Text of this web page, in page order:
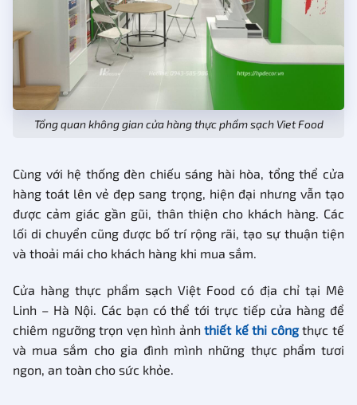
Tổng quan không gian cửa hàng thực phẩm sạch Viet Food
Cùng với hệ thống đèn chiếu sáng hài hòa, tổng thể cửa
hàng toát lên vẻ đẹp sang trọng, hiện đại nhưng vẫn tạo
được cảm giác gần gũi, thân thiện cho khách hàng. Các
lối di chuyển cũng được bố trí rộng rãi, tạo sự thuận tiện
và thoải mái cho khách hàng khi mua sắm.
Cửa hàng thực phẩm sạch Việt Food có địa chỉ tại Mê
Linh – Hà Nội. Các bạn có thể tới trực tiếp cửa hàng để
chiêm ngưỡng trọn vẹn hình ảnhthiết kế thi côngthực tế
và mua sắm cho gia đình mình những thực phẩm tươi
ngon, an toàn cho sức khỏe.